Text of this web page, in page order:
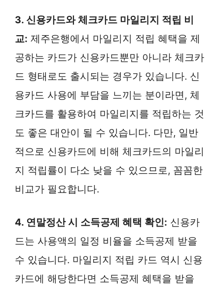
3. 신용카드와 체크카드 마일리지 적립 비
교: 제주은행에서 마일리지 적립 혜택을 제
공하는 카드가 신용카드뿐만 아니라 체크카
드 형태로도 출시되는 경우가 있습니다. 신
용카드 사용에 부담을 느끼는 분이라면, 체
크카드를 활용하여 마일리지를 적립하는 것
도 좋은 대안이 될 수 있습니다. 다만, 일반
적으로 신용카드에 비해 체크카드의 마일리
지 적립률이 다소 낮을 수 있으므로, 꼼꼼한
비교가 필요합니다.
4. 연말정산 시 소득공제 혜택 확인: 신용카
드는 사용액의 일정 비율을 소득공제 받을
수 있습니다. 마일리지 적립 카드 역시 신용
카드에 해당한다면 소득공제 혜택을 받을